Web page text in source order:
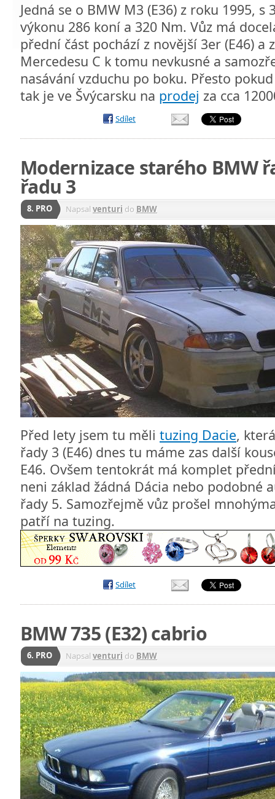
Jedná se o BMW M3 (E36) z roku 1995,
výkonu 286 koní a 320 Nm. Vůz má
přední část pochází z novější 3er (E46) a
Mercedesu C k tomu nevkusné a
nasávání vzduchu po boku. Přesto
tak je ve Švýcarsku na prodej za cca
Sdílet
Modernizace starého BMW
řadu 3
8. PRO Napsal venturi do BMW
Před lety jsem tu měli tuzing Dacie,
řady 3 (E46) dnes tu máme zas další
E46. Ovšem tentokrát má komplet
neni základ žádná Dácia nebo podobné
řady 5. Samozřejmě vůz prošel
patří na tuzing.
Sdílet
BMW 735 (E32) cabrio
6. PRO Napsal venturi do BMW